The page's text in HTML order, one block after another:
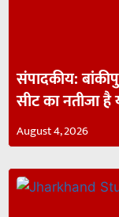
संपादकीय:
सीट का नतीजा
August 4, 2026